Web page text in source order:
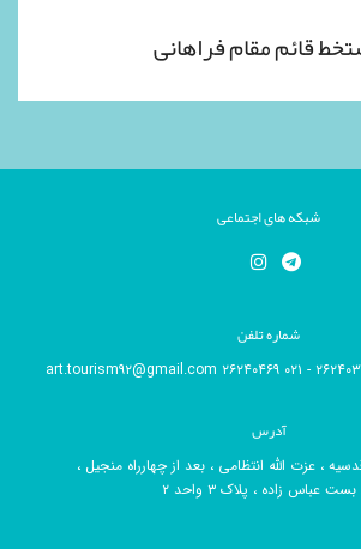
قائم مقام فراهانی
شبکه های اجتماعی
شماره تلفن
آدرس
، عزت الله انتظامی ، بعد از چهارراه منجیل ،
عباس زاده ، پلاک ۳ واحد ۲